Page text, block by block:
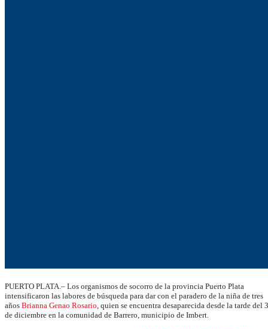
PUERTO PLATA.– Los organismos de socorro de la provincia Puerto Plata
intensificaron las labores de búsqueda para dar con el paradero de la niña de tres
años Brianna Genao Rosario, quien se encuentra desaparecida desde la tarde del
de diciembre en la comunidad de Barrero, municipio de Imbert.